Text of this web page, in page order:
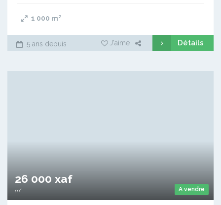
1 000 m²
5 ans depuis J'aime Détails
A vendre
26 000 xaf
m²